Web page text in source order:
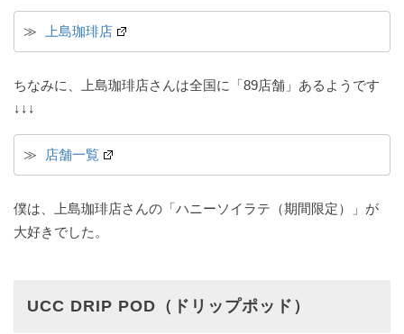
≫ 上島珈琲店
ちなみに、上島珈琲店さんは全国に「89店舗」あるようです
↓↓↓
≫ 店舗一覧
僕は、上島珈琲店さんの「ハニーソイラテ（期間限定）」が
大好きでした。
UCC DRIP POD（ドリップポッド）